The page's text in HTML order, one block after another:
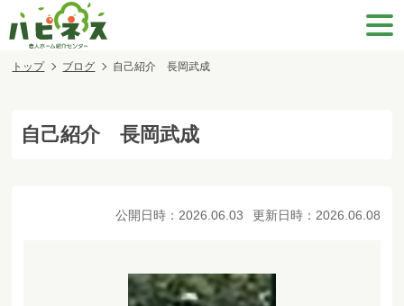
トップ ブログ 自己紹介 長岡武成
自己紹介 長岡武成
公開日時： 2026.06.03 更新日時： 2026.06.08